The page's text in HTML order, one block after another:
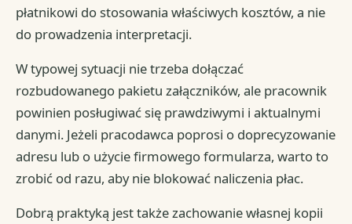
płatnikowi do stosowania właściwych kosztów, a nie
do prowadzenia interpretacji.
W typowej sytuacji nie trzeba dołączać
rozbudowanego pakietu załączników, ale pracownik
powinien posługiwać się prawdziwymi i aktualnymi
danymi. Jeżeli pracodawca poprosi o doprecyzowanie
adresu lub o użycie firmowego formularza, warto to
zrobić od razu, aby nie blokować naliczenia płac.
Dobrą praktyką jest także zachowanie własnej kopii